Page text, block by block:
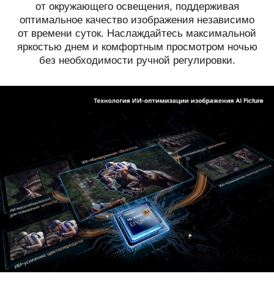
от окружающего освещения, поддерживая
оптимальное качество изображения независимо
от времени суток. Наслаждайтесь максимальной
яркостью днем и комфортным просмотром ночью
без необходимости ручной регулировки.